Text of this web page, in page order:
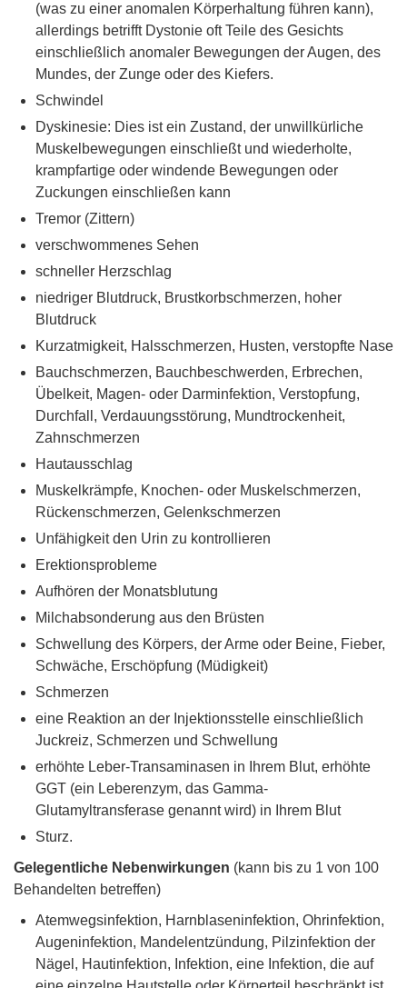
(was zu einer anomalen Körperhaltung führen kann),
allerdings betrifft Dystonie oft Teile des Gesichts
einschließlich anomaler Bewegungen der Augen, des
Mundes, der Zunge oder des Kiefers.
Schwindel
Dyskinesie: Dies ist ein Zustand, der unwillkürliche
Muskelbewegungen einschließt und wiederholte,
krampfartige oder windende Bewegungen oder
Zuckungen einschließen kann
Tremor (Zittern)
verschwommenes Sehen
schneller Herzschlag
niedriger Blutdruck, Brustkorbschmerzen, hoher
Blutdruck
Kurzatmigkeit, Halsschmerzen, Husten, verstopfte Nase
Bauchschmerzen, Bauchbeschwerden, Erbrechen,
Übelkeit, Magen- oder Darminfektion, Verstopfung,
Durchfall, Verdauungsstörung, Mundtrockenheit,
Zahnschmerzen
Hautausschlag
Muskelkrämpfe, Knochen- oder Muskelschmerzen,
Rückenschmerzen, Gelenkschmerzen
Unfähigkeit den Urin zu kontrollieren
Erektionsprobleme
Aufhören der Monatsblutung
Milchabsonderung aus den Brüsten
Schwellung des Körpers, der Arme oder Beine, Fieber,
Schwäche, Erschöpfung (Müdigkeit)
Schmerzen
eine Reaktion an der Injektionsstelle einschließlich
Juckreiz, Schmerzen und Schwellung
erhöhte Leber-Transaminasen in Ihrem Blut, erhöhte
GGT (ein Leberenzym, das Gamma-
Glutamyltransferase genannt wird) in Ihrem Blut
Sturz.
Gelegentliche Nebenwirkungen (kann bis zu 1 von 100
Behandelten betreffen)
Atemwegsinfektion, Harnblaseninfektion, Ohrinfektion,
Augeninfektion, Mandelentzündung, Pilzinfektion der
Nägel, Hautinfektion, Infektion, eine Infektion, die auf